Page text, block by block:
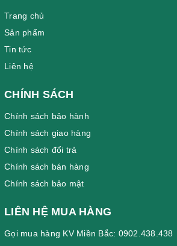
Trang chủ
Sản phẩm
Tin tức
Liên hệ
CHÍNH SÁCH
Chính sách bảo hành
Chính sách giao hàng
Chính sách đổi trả
Chính sách bán hàng
Chính sách bảo mật
LIÊN HỆ MUA HÀNG
Gọi mua hàng KV Miền Bắc: 0902.438.438